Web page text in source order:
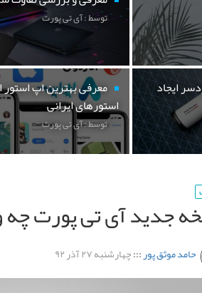
توسط : آی تی پورت
ایجاد معرفی بهترین اپ
استورهای ایرانی
توسط : آی تی پورت
جدید آی تی پورت چه
حامد موثق پور:::چهارشنبه ۲۷ آذر ۹۲